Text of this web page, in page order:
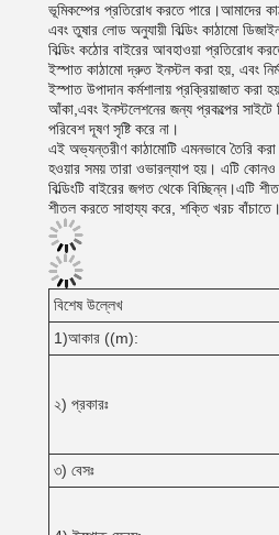
ভূমিকম্পের প্রতিরোধ করতে পারে।আমাদের
এবং তুষার লোড অনুযায়ী বিল্ডিং কাঠামো
বিল্ডিং কঠোর বাইরের আবহাওয়া প্রতিরোধ
ইস্পাত কাঠামো দ্রুত ইনস্টল করা হয়, এবং
ইস্পাত উপাদান কর্মশালায় প্রক্রিয়াজাত করা
আঁকা,এবং ইনস্টলেশনের জন্য প্রকল্পের সাইটে
পরিবেশ দূষণ সৃষ্টি করে না।
এই অভ্যন্তরীণ কাঠামোটি এমনভাবে তৈরি
হওয়ার সময় তারা ওভারল্যাপ হয়। এটি কোনও
বিল্ডিংটি বাইরের জগত থেকে বিচ্ছিন্ন।এটি
শীতল করতে সাহায্য করে, শক্তি খরচ বাঁচাতে।
বিশেষ উল্লেখ
1)আকার ((m):
২) প্রকারঃ
৩) বেসঃ